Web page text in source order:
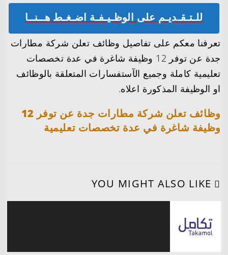
للـتـقـديـم على الوظـيـفـة اضـغـط هــنــا
تعرفنا معكم على تفاصيل وظائف تعلن شركة مطارات
جدة عن توفر 12 وظيفة شاغرة في عدة تخصصات
تعليمية كاملة وجميع الآستفسارات المتعلقة بالوظائف
او الوظيفة المذكورة اعلاه.
وظائف تعلن شركة مطارات جدة عن توفر 12
وظيفة شاغرة في عدة تخصصات تعليمية
YOU MIGHT ALSO LIKE